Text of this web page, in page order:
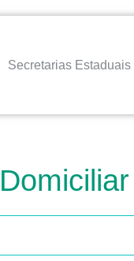
Secretarias Estaduais